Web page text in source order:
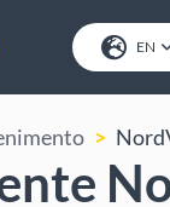
EN